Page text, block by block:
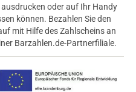
ausdrucken oder auf Ihr Handy
können. Bezahlen Sie den
mit Hilfe des Zahlscheins an
Barzahlen.de-Partnerfiliale.